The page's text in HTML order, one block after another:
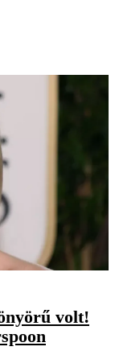
volt!